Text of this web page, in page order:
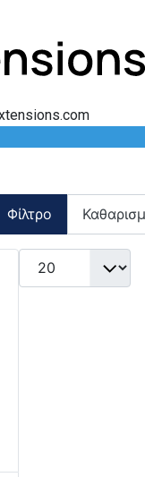
Φίλτρο
Εμφάνιση #